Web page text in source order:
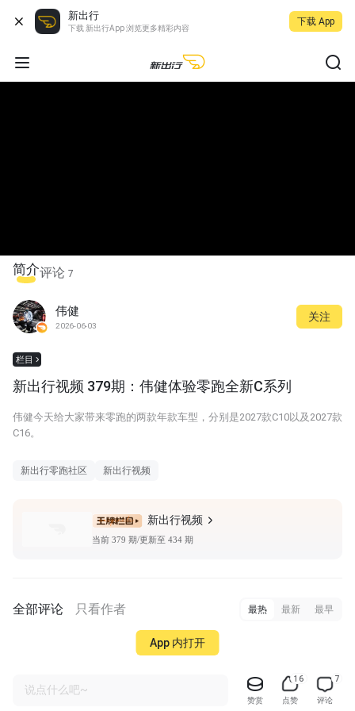
新出行
下载 新出行App 浏览更多精彩内容
下载 App
简介评论 7
伟健
2026-06-03
关注
栏目
新出行视频 379期：伟健体验零跑全新C系列
伟健今天给大家带来零跑的两款年款车型，分别是2027款C10以及2027款
C16。
新出行零跑社区 新出行视频
新出行视频
当前 379 期/更新至 434 期
全部评论 只看作者 最热 最新 最早
说点什么吧~
赞赏
16
点赞
7
评论
App 内打开